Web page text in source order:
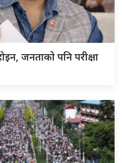
जनताको पनि परीक्षा